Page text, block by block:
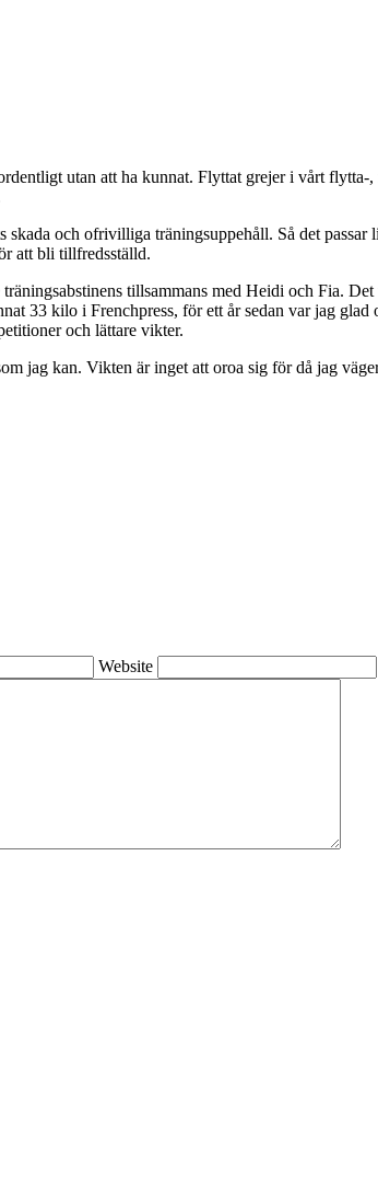
utan att ha kunnat. Flyttat grejer i vårt
och ofrivilliga träningsuppehåll. Så det
att bli tillfredsställd.
tillsammans med Heidi och Fia.
33 kilo i Frenchpress, för ett år sedan var jag
och lättare vikter.
jag kan. Vikten är inget att oroa sig för då jag
Website